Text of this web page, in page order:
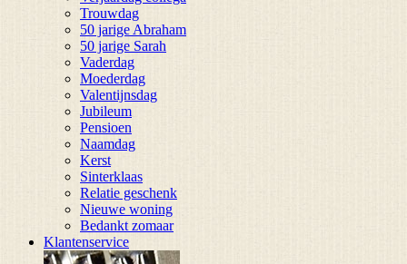
Trouwdag
50 jarige Abraham
50 jarige Sarah
Vaderdag
Moederdag
Valentijnsdag
Jubileum
Pensioen
Naamdag
Kerst
Sinterklaas
Relatie geschenk
Nieuwe woning
Bedankt zomaar
Klantenservice